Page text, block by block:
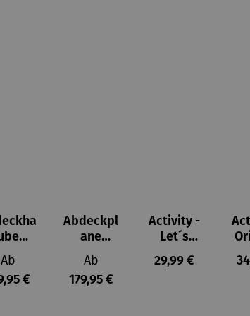
en
Regulärer Preis:
Ab
€
Abdeckpl
ane
Wohnmob
il
Regulärer Preis:
Ab
179,95 €
Activity -
Let´s
Regulärer Preis:
29,99 €